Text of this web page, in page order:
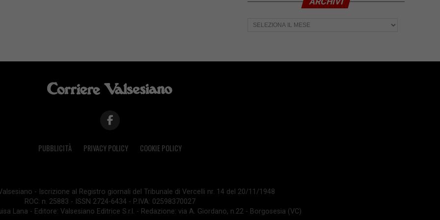
Archivi
PUBBLICITÀ PRIVACY POLICY COOKIE POLICY
- Iscrizione al Registro giornali del Tribunale di Vercelli nr. 14 del 20/11/1948
ROC: n. 25883 - ISSN 2724-6434 - P.IVA: 02598370027
Lana - Editore: Valsesiano Editrice S.r.l. - Redazione: via A. Giordano, n.22 - Borgosesia (VC)